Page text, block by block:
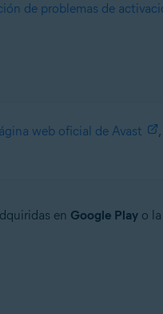
de problemas de
web oficial de Avast
en Google Playo la